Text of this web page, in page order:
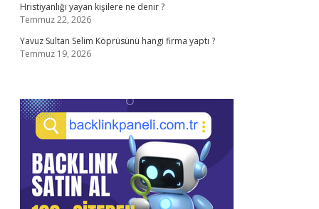
Hristiyanlığı yayan kişilere ne denir ?
Temmuz 22, 2026
Yavuz Sultan Selim Köprüsünü hangi firma yaptı ?
Temmuz 19, 2026